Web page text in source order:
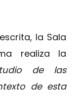
la Sala
realiza la
de las
de esta